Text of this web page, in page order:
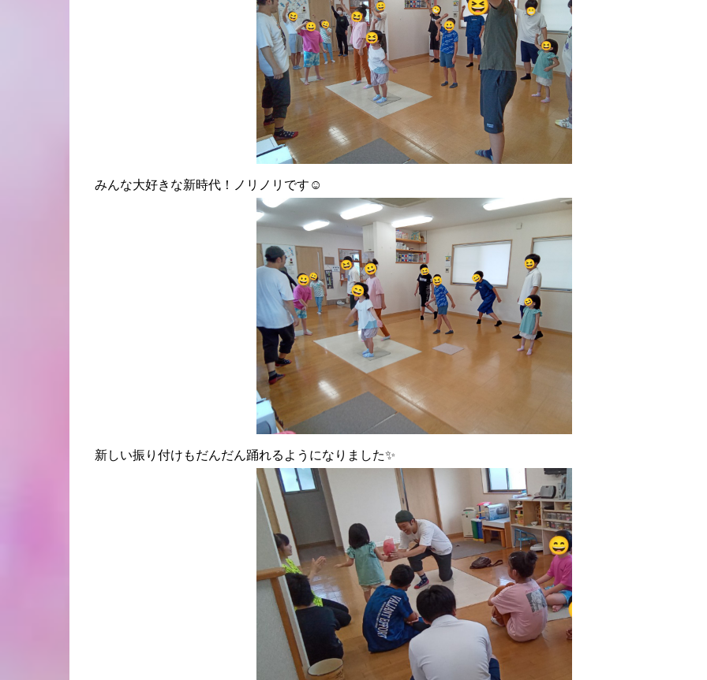
みんな大好きな新時代！ノリノリです☺️
新しい振り付けもだんだん踊れるようになりました✨